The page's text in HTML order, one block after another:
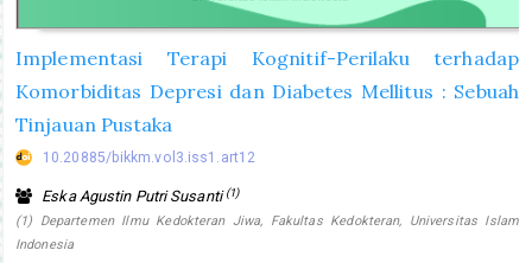
Implementasi Terapi Kognitif-Perilaku terhadap
Komorbiditas Depresi dan Diabetes Mellitus : Sebuah
Tinjauan Pustaka
10.20885/bikkm.vol3.iss1.art12
Eska Agustin Putri Susanti(1)
(1) Departemen Ilmu Kedokteran Jiwa, Fakultas Kedokteran, Universitas Islam
Indonesia